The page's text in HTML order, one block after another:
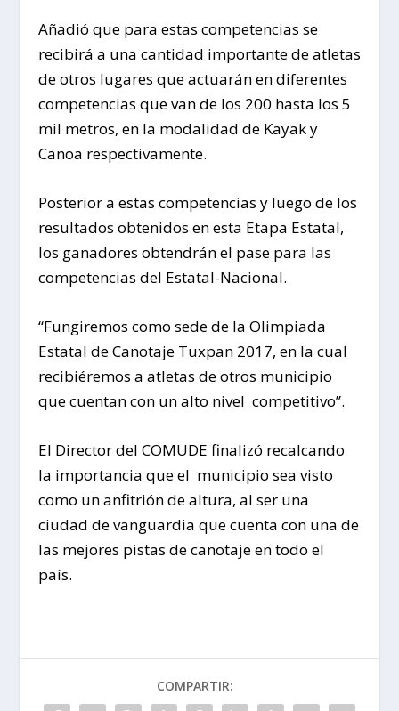
Añadió que para estas competencias se
recibirá a una cantidad importante de atletas
de otros lugares que actuarán en diferentes
competencias que van de los 200 hasta los 5
mil metros, en la modalidad de Kayak y
Canoa respectivamente.
Posterior a estas competencias y luego de los
resultados obtenidos en esta Etapa Estatal,
los ganadores obtendrán el pase para las
competencias del Estatal-Nacional.
“Fungiremos como sede de la Olimpiada
Estatal de Canotaje Tuxpan 2017, en la cual
recibiéremos a atletas de otros municipio
que cuentan con un alto nivel competitivo”.
El Director del COMUDE finalizó recalcando
la importancia que el municipio sea visto
como un anfitrión de altura, al ser una
ciudad de vanguardia que cuenta con una de
las mejores pistas de canotaje en todo el
país.
COMPARTIR: